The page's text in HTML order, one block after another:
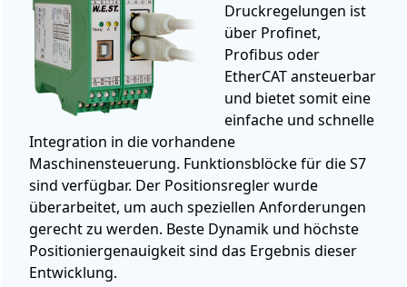
Druckregelungen ist
über Profinet,
Profibus oder
EtherCAT ansteuerbar
und bietet somit eine
einfache und schnelle
Integration in die vorhandene
Maschinensteuerung. Funktionsblöcke für die S7
sind verfügbar. Der Positionsregler wurde
überarbeitet, um auch speziellen Anforderungen
gerecht zu werden. Beste Dynamik und höchste
Positioniergenauigkeit sind das Ergebnis dieser
Entwicklung.